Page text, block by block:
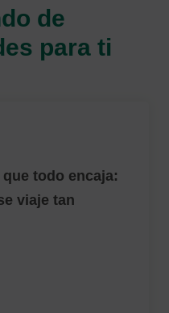
de
para ti
todo encaja:
viaje tan